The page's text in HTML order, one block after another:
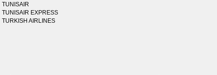
TUNISAIR
TUNISAIR EXPRESS
TURKISH AIRLINES